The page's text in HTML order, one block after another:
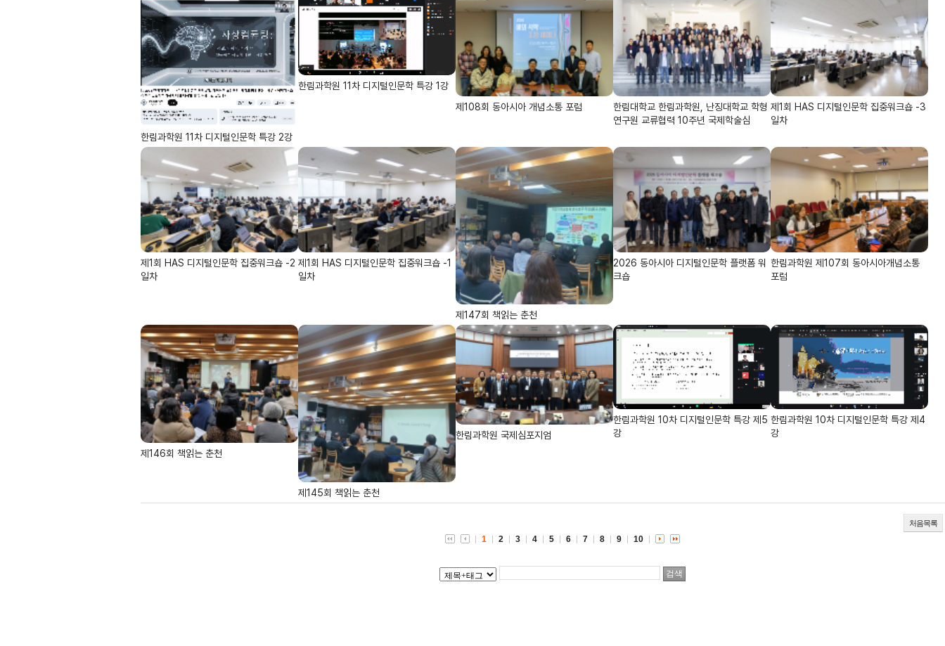
한림과학원 11차 디지털인문학 특강 2강
한림과학원 11차 디지털인문학 특강 1강
제108회 동아시아 개념소통 포럼
한림대학교 한림과학원, 난징대학교 학형
연구원 교류협력 10주년 국제학술심
제1회 HAS 디지털인문학 집중워크숍 -3
일차
제1회 HAS 디지털인문학 집중워크숍 -2
일차
제1회 HAS 디지털인문학 집중워크숍 -1
일차
제147회 책읽는 춘천
2026 동아시아 디지털인문학 플랫폼 워
크숍
한림과학원 제107회 동아시아개념소통
포럼
제146회 책읽는 춘천
제145회 책읽는 춘천
한림과학원 국제심포지엄
한림과학원 10차 디지털인문학 특강 제5
강
한림과학원 10차 디지털인문학 특강 제4
강
처음목록
1 2 3 4 5 6 7 8 9 10